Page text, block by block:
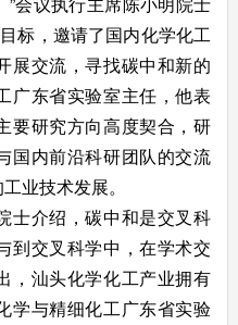
标，邀请了国内化学化工
展交流，寻找碳中和新的
广东省实验室主任，他表
要研究方向高度契合，研
国内前沿科研团队的交流
业技术发展。
介绍，碳中和是交叉科
到交叉科学中，在学术交
，汕头化学化工产业拥有
学与精细化工广东省实验